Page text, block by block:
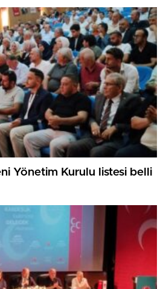
Yönetim Kurulu listesi belli